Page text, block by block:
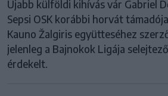
Újabb külföldi kihívás vár Gabriel
Sepsi OSK korábbi horvát
Kauno Žalgiris együtteséhez
jelenleg a Bajnokok Ligája
érdekelt.